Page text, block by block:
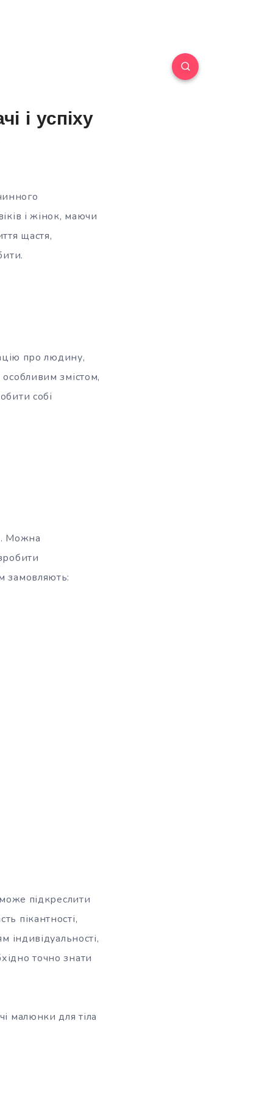
і успіху
і жінок, маючи
щастя,
про людину,
змістом,
собі
Можна
замовляють:
підкреслити
пікантності,
індивідуальності,
точно знати
малюнки для тіла